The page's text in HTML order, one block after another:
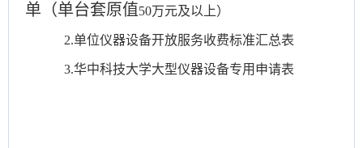
单（单台套原值50万元及以上）
2.单位仪器设备开放服务收费标准汇总表
3.华中科技大学大型仪器设备专用申请表